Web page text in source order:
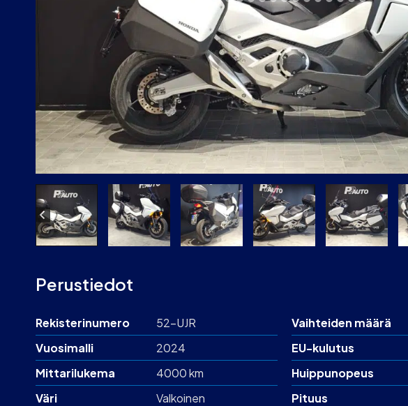
Perustiedot
Rekisterinumero
52-UJR
Vuosimalli
2024
Mittarilukema
4000 km
Väri
Valkoinen
Vaihteiden määrä
EU-kulutus
Huippunopeus
Pituus